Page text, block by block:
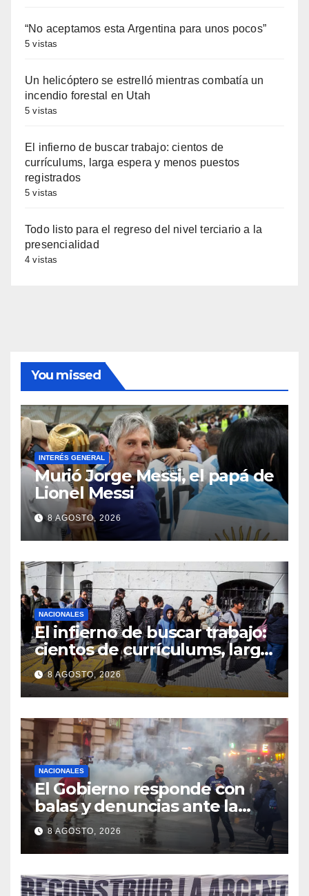
“No aceptamos esta Argentina para unos pocos”
5 vistas
Un helicóptero se estrelló mientras combatía un
incendio forestal en Utah
5 vistas
El infierno de buscar trabajo: cientos de
currículums, larga espera y menos puestos
registrados
5 vistas
Todo listo para el regreso del nivel terciario a la
presencialidad
4 vistas
You missed
INTERÉS GENERAL
Murió Jorge Messi, el papá de
Lionel Messi
8 AGOSTO, 2026
NACIONALES
El infierno de buscar trabajo:
cientos de currículums, larga
espera y menos puestos
registrados
8 AGOSTO, 2026
NACIONALES
El Gobierno responde con
balas y denuncias ante la
protesta
8 AGOSTO, 2026